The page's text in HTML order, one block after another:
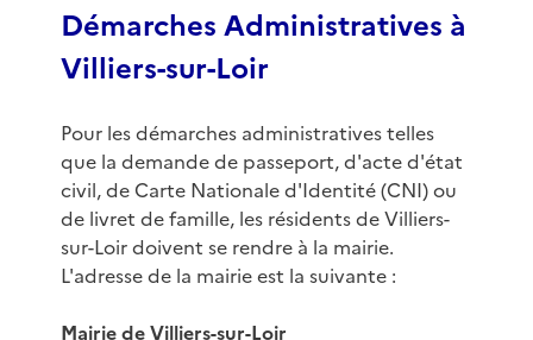
Démarches Administratives à
Villiers-sur-Loir
Pour les démarches administratives telles
que la demande de passeport, d'acte d'état
civil, de Carte Nationale d'Identité (CNI) ou
de livret de famille, les résidents de Villiers-
sur-Loir doivent se rendre à la mairie.
L'adresse de la mairie est la suivante :
Mairie de Villiers-sur-Loir